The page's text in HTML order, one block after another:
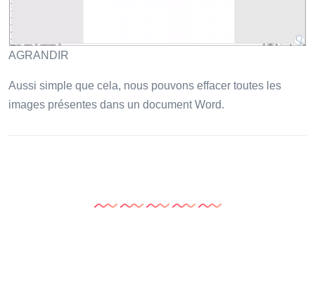
AGRANDIR
Aussi simple que cela, nous pouvons effacer toutes les
images présentes dans un document Word.